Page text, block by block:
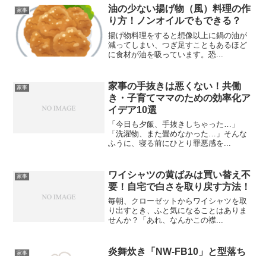
家事
油の少ない揚げ物（風）料理の作
り方！ノンオイルでもできる？
揚げ物料理をすると想像以上に鍋の油が
減ってしまい、つぎ足すこともあるほど
に食材が油を吸っています。恐...
家事
家事の手抜きは悪くない！共働
き・子育てママのための効率化ア
イデア10選
「今日も夕飯、手抜きしちゃった…」
「洗濯物、また畳めなかった…」そんな
ふうに、寝る前にひとり罪悪感を...
家事
ワイシャツの黄ばみは買い替え不
要！自宅で白さを取り戻す方法！
毎朝、クローゼットからワイシャツを取
り出すとき、ふと気になることはありま
せんか？「あれ、なんかこの襟...
家事
炎舞炊き「NW-FB10」と型落ち